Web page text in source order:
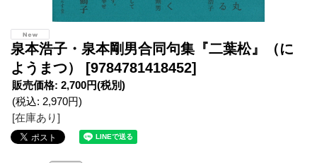
泉本浩子・泉本剛男合同句集『二葉松』（に
ようまつ）
[9784781418452]
販売価格: 2,700円(税別)
(税込: 2,970円)
[在庫あり]